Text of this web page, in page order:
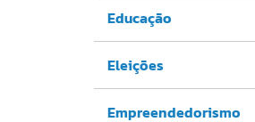
Educação
Eleições
Empreendedorismo